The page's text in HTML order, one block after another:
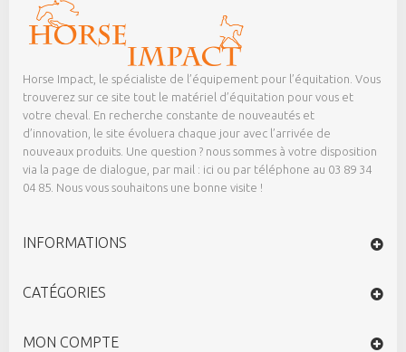
Horse Impact, le spécialiste de l’équipement pour l’équitation. Vous
trouverez sur ce site tout le matériel d’équitation pour vous et
votre cheval. En recherche constante de nouveautés et
d’innovation, le site évoluera chaque jour avec l’arrivée de
nouveaux produits. Une question ? nous sommes à votre disposition
via la page de dialogue, par mail : ici ou par téléphone au 03 89 34
04 85. Nous vous souhaitons une bonne visite !
INFORMATIONS
CATÉGORIES
MON COMPTE